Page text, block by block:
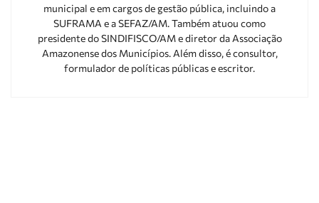
municipal e em cargos de gestão pública, incluindo a
SUFRAMA e a SEFAZ/AM. Também atuou como
presidente do SINDIFISCO/AM e diretor da Associação
Amazonense dos Municípios. Além disso, é consultor,
formulador de políticas públicas e escritor.